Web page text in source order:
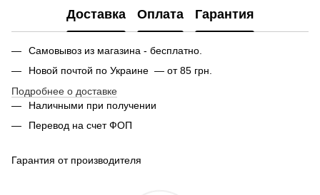
Доставка Оплата Гарантия
Самовывоз из магазина - бесплатно.
Новой почтой по Украине — от 85 грн.
Подробнее о доставке
Наличными при получении
Перевод на счет ФОП
Гарантия от производителя